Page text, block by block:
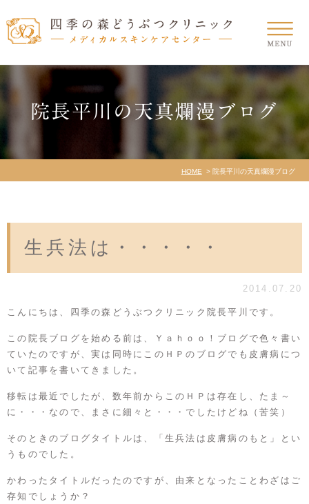
院長平川の天真爛漫ブログ
HOME 院長平川の天真爛漫ブログ
生兵法は・・・・・
2014.07.20
こんにちは、 四季の森どうぶつクリニック 院長平川です。
この院長ブログを始める前は 、Ｙａｈｏｏ！ブログ で色々書い
ていたのですが、実は同時にこのＨＰのブログでも皮膚病につ
いて記事を書いてきました。
移転は最近でしたが、数年前からこのＨＰは存在し、たま～
に・・・なので、まさに細々と・・・でしたけどね（苦笑）
そのときのブログタイトルは、「生兵法は皮膚病のもと」とい
うものでした。
かわったタイトルだったのですが、由来となったことわざはご
存知でしょうか？